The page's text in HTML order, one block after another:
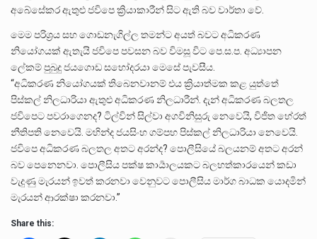
අබේසේකර ඇතුළු ජවිපෙ ක්‍රියාකාරීන් සිට ඇති බව වාර්තා වේ.
මෙම පරිශ්‍රය සහ ගොඩනැගිල්ල තමන්ට අයත් බවට අධිකරණ
නියෝගයක් ඇතැයි ජවිපෙ පවසන බව විමසූ විට පෙ.ස.ප. අධ්‍යාපන
ලේකම් පුබුදු ජයගොඩ සහෝදරයා මෙසේ පැවසීය.
“අධිකරණ නියෝගයක් තිබෙනවානම් එය ක්‍රියාත්මක කළ යුත්තේ
පිස්කල් නිලධාරියා ඇතුළු අධිකරණ නිලධාරීන්. දැන් අධිකරණ බලතල
ජවිපෙට පවරාගෙනද? ටිල්වින් සිල්වා අගවිනිසුරු නෙවෙයි, විජිත හේරත්
නීතිපති නෙවෙයි. මහින්ද ජයසිංහ ගම්පහ පිස්කල් නිලධාරියා නෙවෙයි.
ජවිපෙ අධිකරණ බලතල අතට අරන්ද? පොලීසියේ බලයනම් අතට අරන්
බව පෙනෙනවා. පොලීසිය පක්ෂ කාර්‍යාලයකට බලහත්කාරයෙන් කඩා
වැදුණු මැරයන් ඉවත් කරනවා වෙනුවට පොලීසිය මාර්ග බාධක යොදමින්
මැරයන් ආරක්ෂා කරනවා.”
Share this: